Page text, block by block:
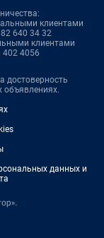
клиентами
640 34 32
клиентами
402 4056
достоверность
данных и